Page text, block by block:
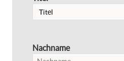
Nachname